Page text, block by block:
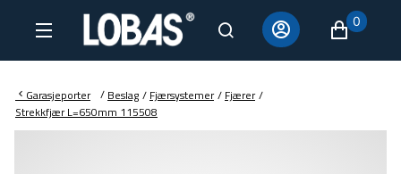
0
Garasjeporter / Beslag / Fjærsystemer / Fjærer /
Strekkfjær L=650mm 115508